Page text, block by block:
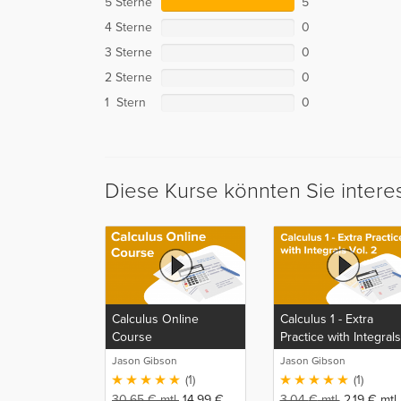
4 Sterne
0
3 Sterne
0
2 Sterne
0
1 Stern
0
Diese Kurse könnten Sie
Calculus Online
Course
Jason Gibson
(1)
Calculus 1 - Extra
Practice with Integrals
Vol. 2
Jason Gibson
(1)